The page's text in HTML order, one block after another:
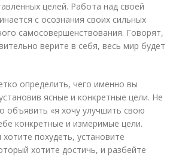
целей. Работа над своей
с осознания своих сильных
самосовершенствования. Говорят,
верите в себя, весь мир будет
определить, чего именно вы
ясные и конкретные цели. Не
объявить «я хочу улучшить свою
конкретные и измеримые цели.
похудеть, установите
хотите достичь, и разбейте